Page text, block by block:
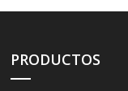
PRODUCTOS